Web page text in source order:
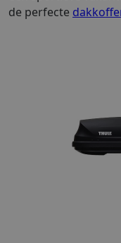
de perfecte